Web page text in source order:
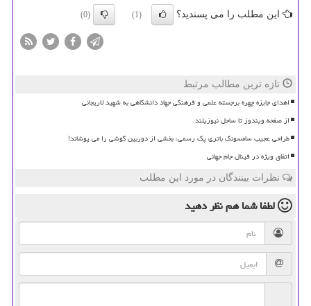
این مطلب را می پسندید؟ (1)
(0)
تازه ترین مطالب مرتبط
اهدای جایزه چهره برجسته علمی و فرهنگی جهاد دانشگاهی به شهید لاریجانی
از صفحه ویندوز تا ساحل نیوزیلند
طراحی عجیب سامسونگ باتری پک رسمی، بخشی از دوربین گوشی را می پوشاند!
اتفاق ویژه در فینال جام جهانی
نظرات بینندگان در مورد این مطلب
لطفا شما همنظر دهید